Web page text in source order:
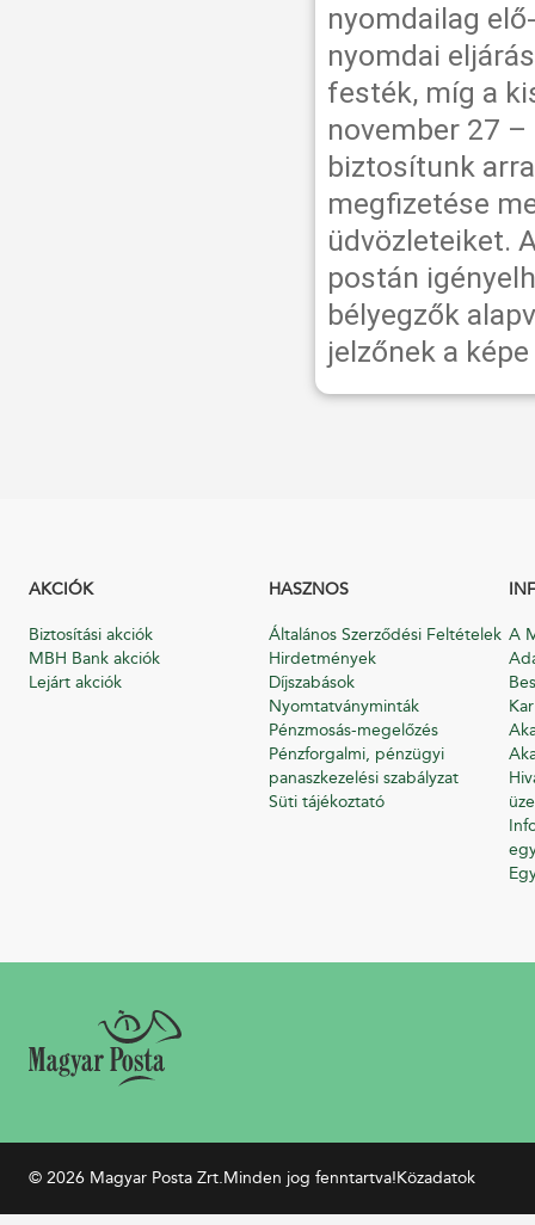
nyomdailag
nyomdai
festék, míg a
november 27
biztosítunk
megfizetése
üdvözleteiket.
postán
bélyegzők
jelzőnek a
AKCIÓK
Biztosítási akciók
MBH Bank akciók
Lejárt akciók
HASZNOS
Általános Szerződési Feltételek
Hirdetmények
Díjszabások
Nyomtatványminták
Pénzmosás-megelőzés
Pénzforgalmi, pénzügyi
panaszkezelési szabályzat
Süti tájékoztató
A
© 2026 Magyar Posta Zrt.Minden jog fenntartva!Közadatok